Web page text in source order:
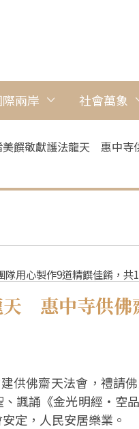
兩岸 社會萬象
美饌敬獻護法龍天 惠中寺
用心製作9道精饌佳餚，共
天 惠中寺供佛
供佛齋天法會，禮請
諷誦《金光明經‧空
定，人民安居樂業。